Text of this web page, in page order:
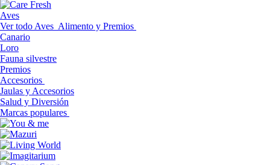
Aves
Ver todo Aves Alimento y Premios
Canario
Loro
Fauna silvestre
Premios
Accesorios
Jaulas y Accesorios
Salud y Diversión
Marcas populares